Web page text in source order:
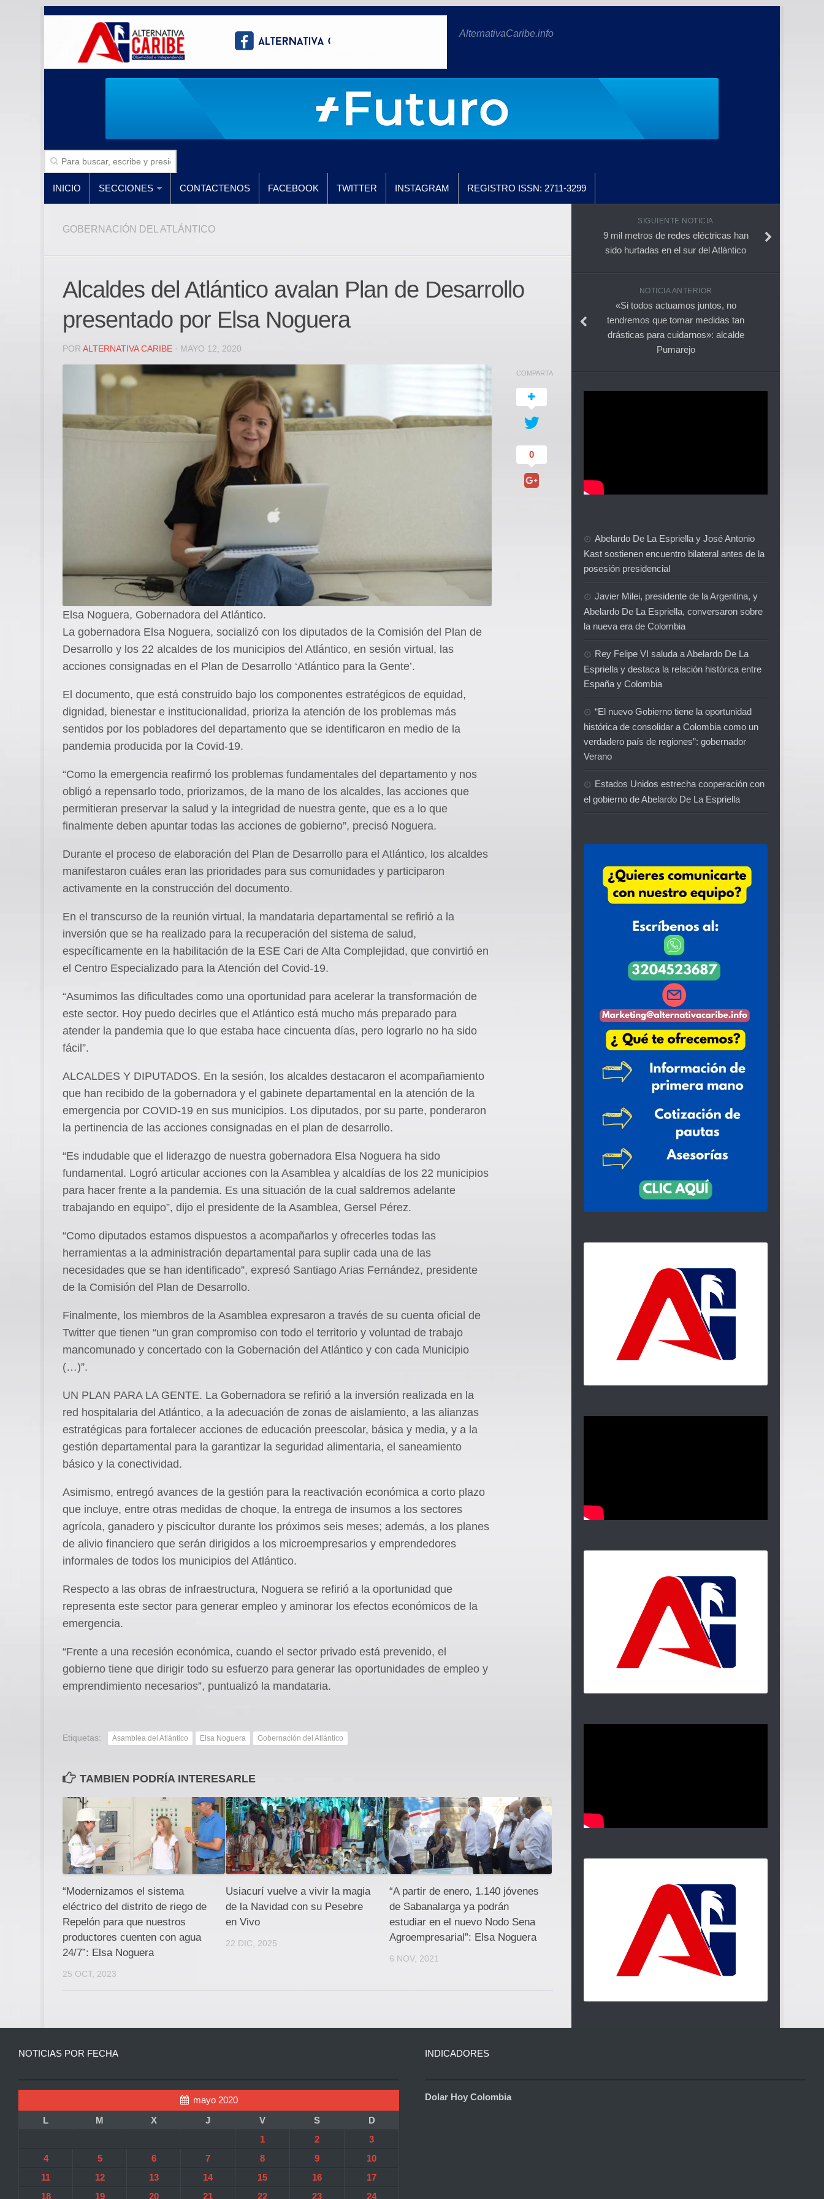
AlternativaCaribe.info
INICIO SECCIONES CONTACTENOS FACEBOOK TWITTER INSTAGRAM REGISTRO ISSN: 2711-3299
GOBERNACIÓN DEL ATLÁNTICO
Alcaldes del Atlántico avalan Plan de Desarrollo
presentado por Elsa Noguera
POR ALTERNATIVA CARIBE · MAYO 12, 2020
Elsa Noguera, Gobernadora del Atlántico.
La gobernadora Elsa Noguera, socializó con los diputados de la Comisión del Plan de
Desarrollo y los 22 alcaldes de los municipios del Atlántico, en sesión virtual, las
acciones consignadas en el Plan de Desarrollo ‘Atlántico para la Gente’.
El documento, que está construido bajo los componentes estratégicos de equidad,
dignidad, bienestar e institucionalidad, prioriza la atención de los problemas más
sentidos por los pobladores del departamento que se identificaron en medio de la
pandemia producida por la Covid-19.
“Como la emergencia reafirmó los problemas fundamentales del departamento y nos
obligó a repensarlo todo, priorizamos, de la mano de los alcaldes, las acciones que
permitieran preservar la salud y la integridad de nuestra gente, que es a lo que
finalmente deben apuntar todas las acciones de gobierno”, precisó Noguera.
Durante el proceso de elaboración del Plan de Desarrollo para el Atlántico, los alcaldes
manifestaron cuáles eran las prioridades para sus comunidades y participaron
activamente en la construcción del documento.
En el transcurso de la reunión virtual, la mandataria departamental se refirió a la
inversión que se ha realizado para la recuperación del sistema de salud,
específicamente en la habilitación de la ESE Cari de Alta Complejidad, que convirtió en
el Centro Especializado para la Atención del Covid-19.
“Asumimos las dificultades como una oportunidad para acelerar la transformación de
este sector. Hoy puedo decirles que el Atlántico está mucho más preparado para
atender la pandemia que lo que estaba hace cincuenta días, pero lograrlo no ha sido
fácil”.
ALCALDES Y DIPUTADOS. En la sesión, los alcaldes destacaron el acompañamiento
que han recibido de la gobernadora y el gabinete departamental en la atención de la
emergencia por COVID-19 en sus municipios. Los diputados, por su parte, ponderaron
la pertinencia de las acciones consignadas en el plan de desarrollo.
“Es indudable que el liderazgo de nuestra gobernadora Elsa Noguera ha sido
fundamental. Logró articular acciones con la Asamblea y alcaldías de los 22 municipios
para hacer frente a la pandemia. Es una situación de la cual saldremos adelante
trabajando en equipo”, dijo el presidente de la Asamblea, Gersel Pérez.
“Como diputados estamos dispuestos a acompañarlos y ofrecerles todas las
herramientas a la administración departamental para suplir cada una de las
necesidades que se han identificado”, expresó Santiago Arias Fernández, presidente
de la Comisión del Plan de Desarrollo.
Finalmente, los miembros de la Asamblea expresaron a través de su cuenta oficial de
Twitter que tienen “un gran compromiso con todo el territorio y voluntad de trabajo
mancomunado y concertado con la Gobernación del Atlántico y con cada Municipio
(…)”.
UN PLAN PARA LA GENTE. La Gobernadora se refirió a la inversión realizada en la
red hospitalaria del Atlántico, a la adecuación de zonas de aislamiento, a las alianzas
estratégicas para fortalecer acciones de educación preescolar, básica y media, y a la
gestión departamental para la garantizar la seguridad alimentaria, el saneamiento
básico y la conectividad.
Asimismo, entregó avances de la gestión para la reactivación económica a corto plazo
que incluye, entre otras medidas de choque, la entrega de insumos a los sectores
agrícola, ganadero y piscicultor durante los próximos seis meses; además, a los planes
de alivio financiero que serán dirigidos a los microempresarios y emprendedores
informales de todos los municipios del Atlántico.
Respecto a las obras de infraestructura, Noguera se refirió a la oportunidad que
representa este sector para generar empleo y aminorar los efectos económicos de la
emergencia.
“Frente a una recesión económica, cuando el sector privado está prevenido, el
gobierno tiene que dirigir todo su esfuerzo para generar las oportunidades de empleo y
emprendimiento necesarios”, puntualizó la mandataria.
COMPARTA
0
Etiquetas: Asamblea del Atlántico Elsa Noguera Gobernación del Atlántico
TAMBIEN PODRÍA INTERESARLE
“Modernizamos el sistema
eléctrico del distrito de riego de
Repelón para que nuestros
productores cuenten con agua
24/7”: Elsa Noguera
25 OCT, 2023
Usiacurí vuelve a vivir la magia
de la Navidad con su Pesebre
en Vivo
22 DIC, 2025
“A partir de enero, 1.140 jóvenes
de Sabanalarga ya podrán
estudiar en el nuevo Nodo Sena
Agroempresarial”: Elsa Noguera
6 NOV, 2021
SIGUIENTE NOTICIA
9 mil metros de redes eléctricas han
sido hurtadas en el sur del Atlántico
NOTICIA ANTERIOR
«Si todos actuamos juntos, no
tendremos que tomar medidas tan
drásticas para cuidarnos»: alcalde
Pumarejo
Abelardo De La Espriella y José Antonio
Kast sostienen encuentro bilateral antes de la
posesión presidencial
Javier Milei, presidente de la Argentina, y
Abelardo De La Espriella, conversaron sobre
la nueva era de Colombia
Rey Felipe VI saluda a Abelardo De La
Espriella y destaca la relación histórica entre
España y Colombia
“El nuevo Gobierno tiene la oportunidad
histórica de consolidar a Colombia como un
verdadero país de regiones”: gobernador
Verano
Estados Unidos estrecha cooperación con
el gobierno de Abelardo De La Espriella
NOTICIAS POR FECHA
mayo 2020
L
M X J V S
D
1
2
3
4
5 6 7 8 9
10
11
12 13 14 15 16
17
18
19 20 21 22 23 24
INDICADORES
Dolar Hoy Colombia